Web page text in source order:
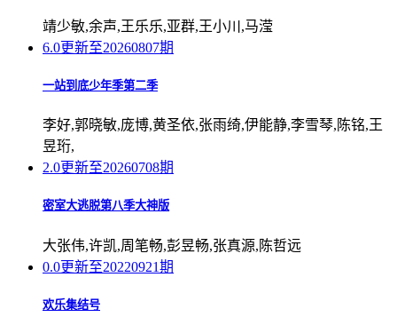
靖少敏,余声,王乐乐,亚群,王小川,马滢
6.0更新至20260807期
一站到底少年季第二季
李好,郭晓敏,庞博,黄圣依,张雨绮,伊能静,李雪琴,陈铭,王
昱珩,
2.0更新至20260708期
密室大逃脱第八季大神版
大张伟,许凯,周笔畅,彭昱畅,张真源,陈哲远
0.0更新至20220921期
欢乐集结号